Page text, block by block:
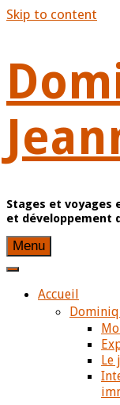
Skip to content
Stages et voyages
et développement
Menu
Accueil
Le